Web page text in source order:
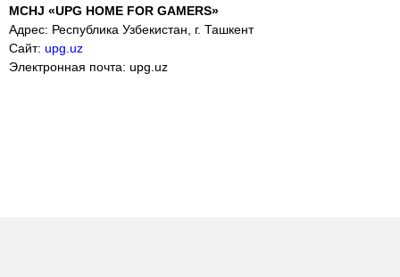
MCHJ «UPG HOME FOR GAMERS»
Адрес: Республика Узбекистан, г. Ташкент
Сайт: upg.uz
Электронная почта: upg.uz